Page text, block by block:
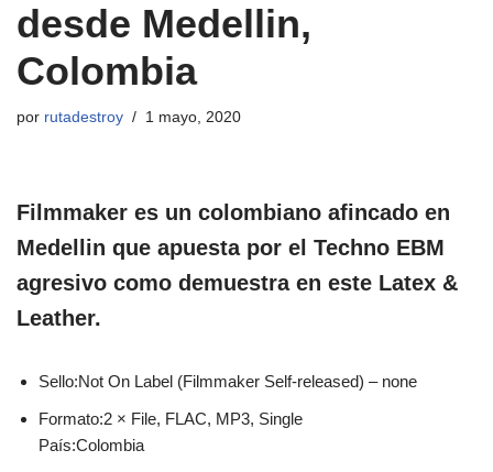
desde Medellin,
Colombia
por rutadestroy 1 mayo, 2020
Filmmaker es un colombiano afincado en
Medellin que apuesta por el Techno EBM
agresivo como demuestra en este Latex &
Leather.
Sello:Not On Label (Filmmaker Self-released) ‎– none
Formato:2 × File, FLAC, MP3, Single
País:Colombia